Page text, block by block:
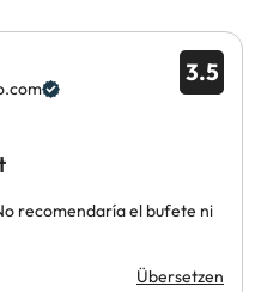
3.5
recomendaría el bufete ni
Übersetzen